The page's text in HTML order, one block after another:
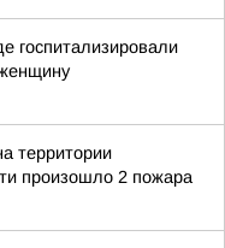
госпитализировали
территории
произошло 2 пожара